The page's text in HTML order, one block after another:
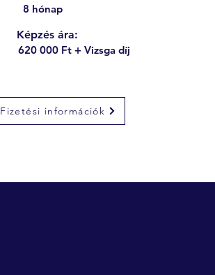
8 hónap
Képzés ára:
620 000 Ft + Vizsga díj
Fizetési információk